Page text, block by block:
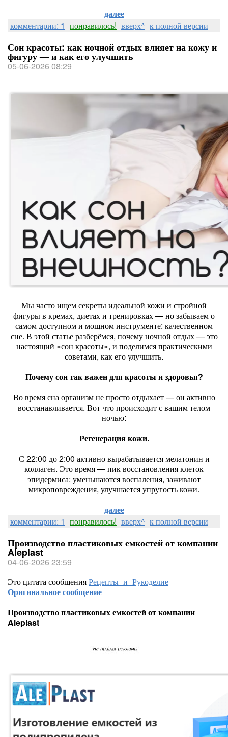
далее
комментарии: 1 понравилось! вверх^ к полной версии
Сон красоты: как ночной отдых влияет на кожу и
фигуру — и как его улучшить
05-06-2026 08:29
Мы часто ищем секреты идеальной кожи и стройной
фигуры в кремах, диетах и тренировках — но забываем о
самом доступном и мощном инструменте: качественном
сне. В этой статье разберёмся, почему ночной отдых — это
настоящий «сон красоты», и поделимся практическими
советами, как его улучшить.
Почему сон так важен для красоты и здоровья?
Во время сна организм не просто отдыхает — он активно
восстанавливается. Вот что происходит с вашим телом
ночью:
Регенерация кожи.
С 22:00 до 2:00 активно вырабатывается мелатонин и
коллаген. Это время — пик восстановления клеток
эпидермиса: уменьшаются воспаления, заживают
микроповреждения, улучшается упругость кожи.
далее
комментарии: 1 понравилось! вверх^ к полной версии
Производство пластиковых емкостей от компании
Aleplast
04-06-2026 23:59
Это цитата сообщенияРецепты_и_Рукоделие
Оригинальное сообщение
Производство пластиковых емкостей от компании
Aleplast